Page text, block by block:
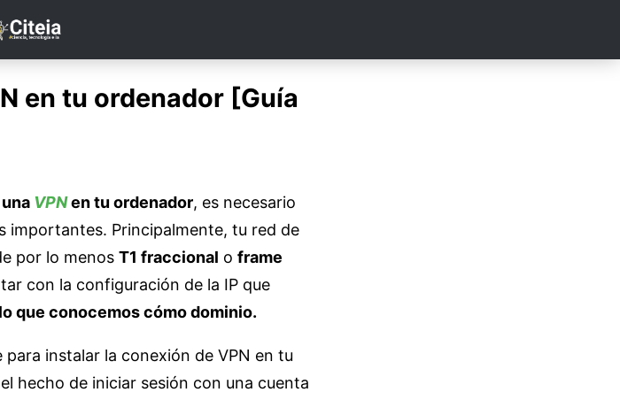
en tu ordenador [Guía
VPNen tu ordenador, es necesario
importantes. Principalmente, tu red de
por lo menos T1 fraccional o frame
con la configuración de la IP que
lo que conocemos cómo dominio.
instalar la conexión de VPN en tu
hecho de iniciar sesión con una cuenta